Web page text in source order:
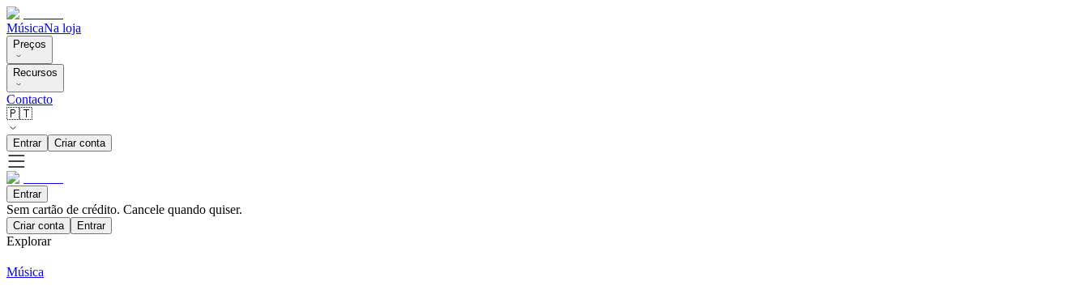
MúsicaNa loja
Preços
Recursos
Contacto
🇵🇹
Entrar Criar conta
Entrar
Sem cartão de crédito. Cancele quando quiser.
Criar conta Entrar
Explorar
Música